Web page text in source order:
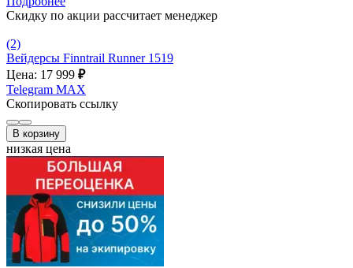
Скидку по акции рассчитает менеджер
(2)
Вейдерсы Finntrail Runner 1519
Цена: 17 999 ₽
Telegram MAX
Скопировать ссылку
В корзину
низкая цена